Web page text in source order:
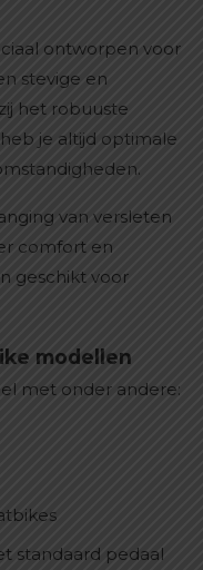
ontworpen voor
stevige en
het robuuste
je altijd optimale
van versleten
comfort en
geschikt voor
modellen
met onder andere:
standaard pedaal